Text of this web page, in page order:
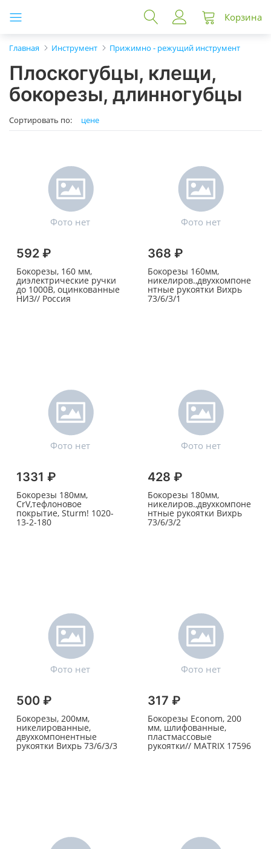
Корзина
Главная Инструмент Прижимно - режущий инструмент
Плоскогубцы, клещи,
бокорезы, длинногубцы
Сортировать по: цене
592 ₽
Бокорезы, 160 мм,
диэлектрические ручки
до 1000В, оцинкованные
НИЗ// Россия
368 ₽
Бокорезы 160мм,
никелиров.,двухкомпоне
нтные рукоятки Вихрь
73/6/3/1
1331 ₽
Бокорезы 180мм,
CrV,тефлоновое
покрытие, Sturm! 1020-
13-2-180
428 ₽
Бокорезы 180мм,
никелиров.,двухкомпоне
нтные рукоятки Вихрь
73/6/3/2
500 ₽
Бокорезы, 200мм,
никелированные,
двухкомпонентные
рукоятки Вихрь 73/6/3/3
317 ₽
Бокорезы Econom, 200
мм, шлифованные,
пластмассовые
рукоятки// MATRIX 17596